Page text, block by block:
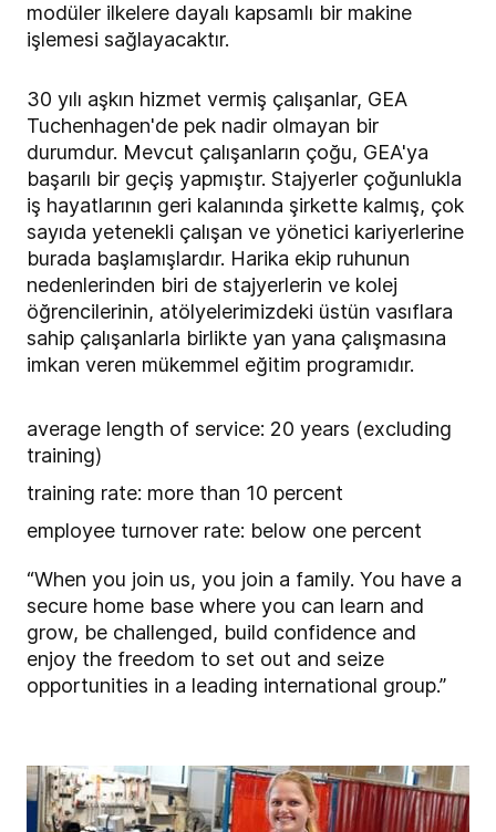
modüler ilkelere dayalı kapsamlı bir makine
işlemesi sağlayacaktır.
30 yılı aşkın hizmet vermiş çalışanlar, GEA
Tuchenhagen'de pek nadir olmayan bir
durumdur. Mevcut çalışanların çoğu, GEA'ya
başarılı bir geçiş yapmıştır. Stajyerler çoğunlukla
iş hayatlarının geri kalanında şirkette kalmış, çok
sayıda yetenekli çalışan ve yönetici kariyerlerine
burada başlamışlardır. Harika ekip ruhunun
nedenlerinden biri de stajyerlerin ve kolej
öğrencilerinin, atölyelerimizdeki üstün vasıflara
sahip çalışanlarla birlikte yan yana çalışmasına
imkan veren mükemmel eğitim programıdır.
average length of service: 20 years (excluding
training)
training rate: more than 10 percent
employee turnover rate: below one percent
“When you join us, you join a family. You have a
secure home base where you can learn and
grow, be challenged, build confidence and
enjoy the freedom to set out and seize
opportunities in a leading international group.”